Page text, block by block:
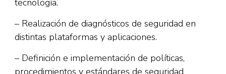
tecnología.
– Realización de diagnósticos de seguridad en
distintas plataformas y aplicaciones.
– Definición e implementación de políticas,
procedimientos y estándares de seguridad